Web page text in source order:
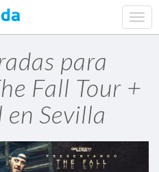
para
Fall Tour +
en Sevilla